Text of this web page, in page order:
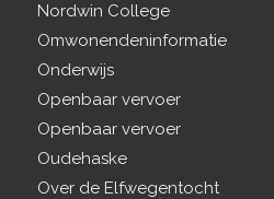
Nordwin College
Omwonendeninformatie
Onderwijs
Openbaar vervoer
Openbaar vervoer
Oudehaske
Over de Elfwegentocht